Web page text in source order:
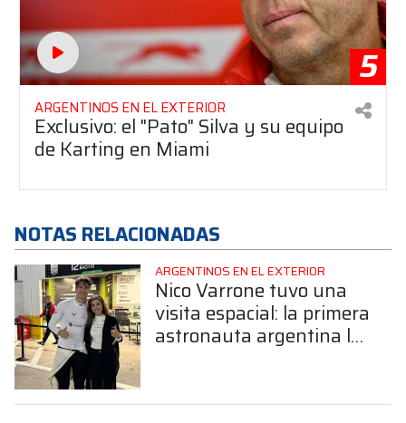
5
ARGENTINOS EN EL EXTERIOR
Exclusivo: el "Pato" Silva y su equipo
de Karting en Miami
NOTAS RELACIONADAS
ARGENTINOS EN EL EXTERIOR
Nico Varrone tuvo una
visita espacial: la primera
astronauta argentina lo